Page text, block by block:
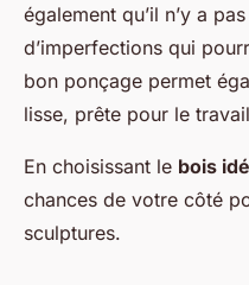
également qu’il n’y a
d’imperfections qui
bon ponçage permet
lisse, prête pour le
En choisissant le bois
chances de votre côté
sculptures.